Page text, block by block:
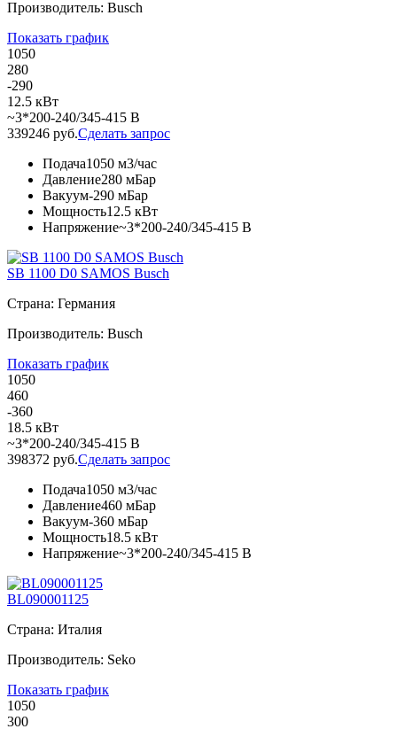
Производитель: Busch
Показать график
1050
280
-290
12.5 кВт
~3*200-240/345-415 В
339246 руб.Сделать запрос
Подача1050 м3/час
Давление280 мБар
Вакуум-290 мБар
Мощность12.5 кВт
Напряжение~3*200-240/345-415 В
SB 1100 D0 SAMOS Busch
Страна: Германия
Производитель: Busch
Показать график
1050
460
-360
18.5 кВт
~3*200-240/345-415 В
398372 руб.Сделать запрос
Подача1050 м3/час
Давление460 мБар
Вакуум-360 мБар
Мощность18.5 кВт
Напряжение~3*200-240/345-415 В
BL090001125
Страна: Италия
Производитель: Seko
Показать график
1050
300